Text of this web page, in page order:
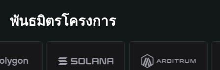
พันธมิตรโครงการ